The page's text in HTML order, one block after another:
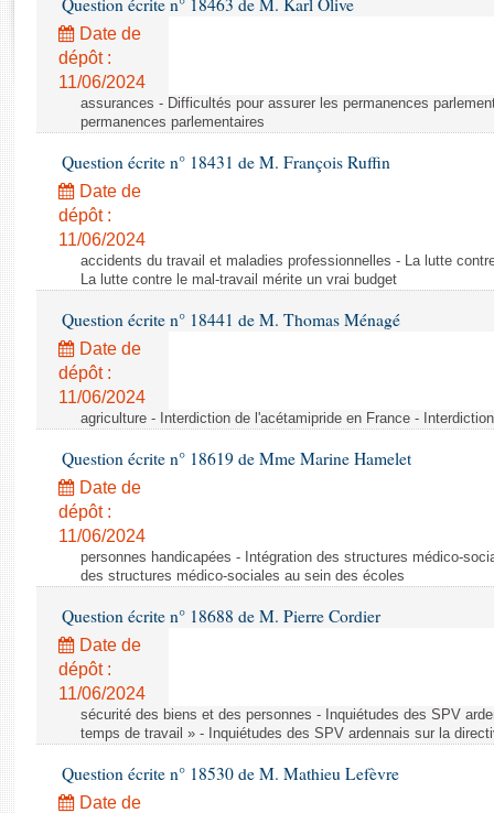
Rapports d'enquête
Rapports législatifs
Rapports sur l'application des lois
Baromètre de l’application des lois
Budget et sécurité sociale
Questions écrites et orales
Comptes rendus des débats
Question écrite n° 18463 de M. Karl Olive
Date de
dépôt :
11/06/2024
assurances - Difficultés pour assurer les permanences
permanences parlementaires
Question écrite n° 18431 de M. François Ruffin
Date de
dépôt :
11/06/2024
accidents du travail et maladies professionnelles - La lutte
La lutte contre le mal-travail mérite un vrai budget
Question écrite n° 18441 de M. Thomas Ménagé
Date de
dépôt :
11/06/2024
agriculture - Interdiction de l'acétamipride en France -
Question écrite n° 18619 de Mme Marine Hamelet
Date de
dépôt :
11/06/2024
personnes handicapées - Intégration des structures médico-
des structures médico-sociales au sein des écoles
Question écrite n° 18688 de M. Pierre Cordier
Date de
dépôt :
11/06/2024
sécurité des biens et des personnes - Inquiétudes des SPV
temps de travail » - Inquiétudes des SPV ardennais sur la
Question écrite n° 18530 de M. Mathieu Lefèvre
Date de